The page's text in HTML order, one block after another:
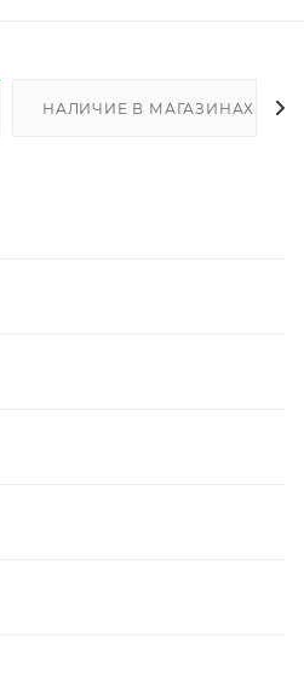
НАЛИЧИЕ В МАГАЗИНАХ